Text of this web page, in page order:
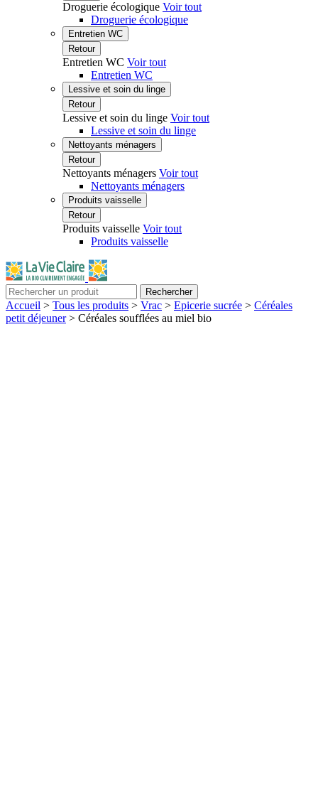
Droguerie écologique Voir tout
Droguerie écologique
Entretien WC
Retour
Entretien WC Voir tout
Entretien WC
Lessive et soin du linge
Retour
Lessive et soin du linge Voir tout
Lessive et soin du linge
Nettoyants ménagers
Retour
Nettoyants ménagers Voir tout
Nettoyants ménagers
Produits vaisselle
Retour
Produits vaisselle Voir tout
Produits vaisselle
Rechercher
Accueil > Tous les produits > Vrac > Epicerie sucrée > Céréales
petit déjeuner> Céréales soufflées au miel bio